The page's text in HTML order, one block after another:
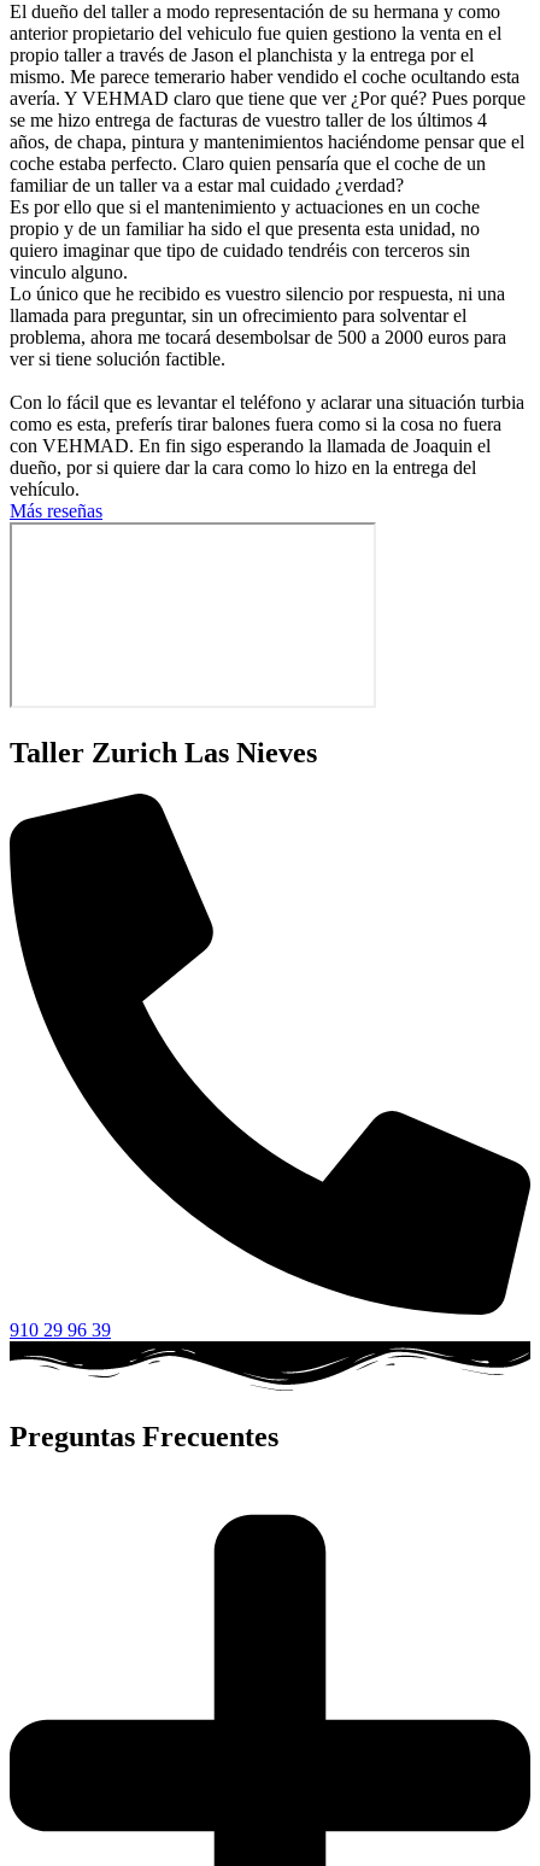
El dueño del taller a modo representación de su hermana y como
anterior propietario del vehiculo fue quien gestiono la venta en el
propio taller a través de Jason el planchista y la entrega por el
mismo. Me parece temerario haber vendido el coche ocultando esta
avería. Y VEHMAD claro que tiene que ver ¿Por qué? Pues porque
se me hizo entrega de facturas de vuestro taller de los últimos 4
años, de chapa, pintura y mantenimientos haciéndome pensar que el
coche estaba perfecto. Claro quien pensaría que el coche de un
familiar de un taller va a estar mal cuidado ¿verdad?
Es por ello que si el mantenimiento y actuaciones en un coche
propio y de un familiar ha sido el que presenta esta unidad, no
quiero imaginar que tipo de cuidado tendréis con terceros sin
vinculo alguno.
Lo único que he recibido es vuestro silencio por respuesta, ni una
llamada para preguntar, sin un ofrecimiento para solventar el
problema, ahora me tocará desembolsar de 500 a 2000 euros para
ver si tiene solución factible.
Con lo fácil que es levantar el teléfono y aclarar una situación turbia
como es esta, preferís tirar balones fuera como si la cosa no fuera
con VEHMAD. En fin sigo esperando la llamada de Joaquin el
dueño, por si quiere dar la cara como lo hizo en la entrega del
vehículo.
Más reseñas
Taller Zurich Las Nieves
910 29 96 39
Preguntas Frecuentes